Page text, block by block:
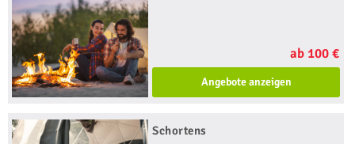
ab 100 €
Angebote anzeigen
Schortens